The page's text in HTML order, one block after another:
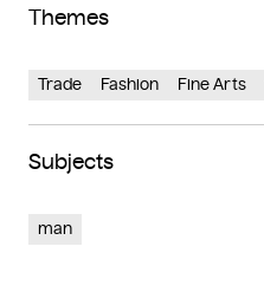
Themes
Trade Fashion Fine Arts
Subjects
man